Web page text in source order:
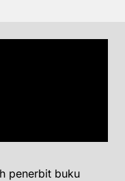
penerbit buku